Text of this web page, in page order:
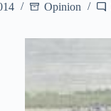
Opinion